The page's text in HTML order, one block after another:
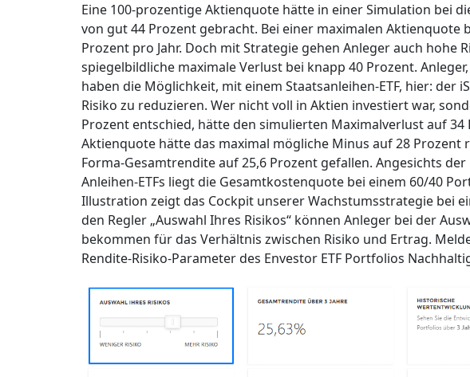
Eine 100-prozentige Aktienquote hätte in einer Simulation bei
von gut 44 Prozent gebracht. Bei einer maximalen Aktienquote
Prozent pro Jahr. Doch mit Strategie gehen Anleger auch hohe
spiegelbildliche maximale Verlust bei knapp 40 Prozent.
haben die Möglichkeit, mit einem Staatsanleihen-ETF, hier: der
Risiko zu reduzieren. Wer nicht voll in Aktien investiert war,
Prozent entschied, hätte den simulierten Maximalverlust auf
Aktienquote hätte das maximal mögliche Minus auf 28
Forma-Gesamtrendite auf 25,6 Prozent gefallen. Angesichts
Anleihen-ETFs liegt die Gesamtkostenquote bei einem 60/40
Illustration zeigt das Cockpit unserer Wachstumsstrategie bei
den Regler „Auswahl Ihres Risikos“ können Anleger bei der
bekommen für das Verhältnis zwischen Risiko und Ertrag.
Rendite-Risiko-Parameter des Envestor ETF Portfolios